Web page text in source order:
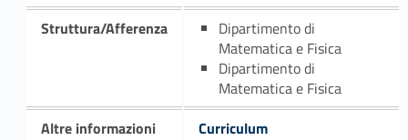
Struttura/Afferenza
Dipartimento di
Matematica e Fisica
Dipartimento di
Matematica e Fisica
Altre informazioni
Curriculum